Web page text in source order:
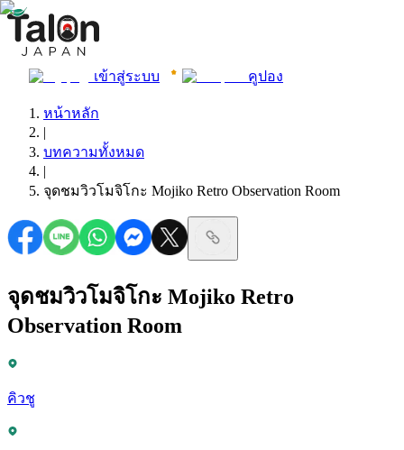
เข้าสู่ระบบ คูปอง
หน้าหลัก
|
บทความทั้งหมด
|
จุดชมวิวโมจิโกะ Mojiko Retro Observation Room
จุดชมวิวโมจิโกะ Mojiko Retro
Observation Room
คิวชู